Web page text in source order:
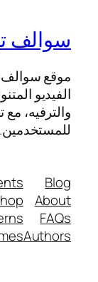
سوالف
موقع
الفيديو
والترفيه،
للمستخدمين.
Blog
About
FAQs
Authors